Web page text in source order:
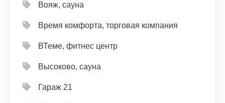
Вояж, сауна
Время комфорта, торговая компания
ВТеме, фитнес центр
Высоково, сауна
Гараж 21